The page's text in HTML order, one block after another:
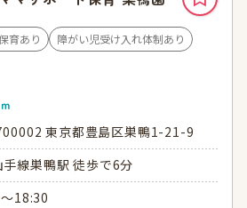
育あり
障がい児受け入れ体制あり
ｍ
東京都豊島区巣鴨1-21-9
線巣鴨駅 徒歩で6分
18:30